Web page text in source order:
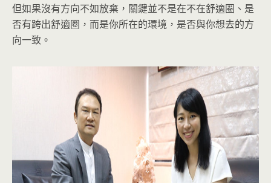
但如果沒有方向不如放棄，關鍵並不是在不在舒適圈、是
否有跨出舒適圈，而是你所在的環境，是否與你想去的方
向一致。